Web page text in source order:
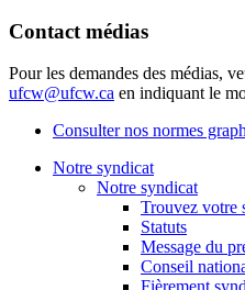
Contact médias
Pour les demandes des médias,
ufcw@ufcw.ca en indiquant le
Consulter nos normes
Notre syndicat
Notre syndicat
Trouvez votre
Statuts
Message du
Conseil